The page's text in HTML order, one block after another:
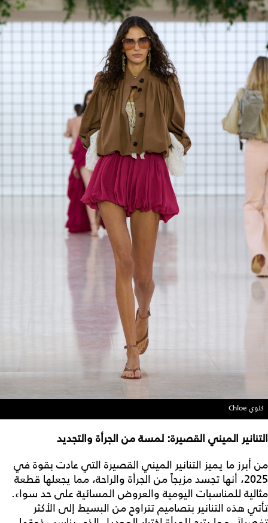
كلوي Chloe
التنانير الميني القصيرة: لمسة من الجرأة والتجديد
من أبرز ما يميز التنانير الميني القصيرة التي عادت بقوة في
2025، أنها تجسد مزيجاً من الجرأة والراحة، مما يجعلها قطعة
مثالية للمناسبات اليومية والعروض المسائية على حد سواء.
تأتي هذه التنانير بتصاميم تتراوح من البسيط إلى الأكثر